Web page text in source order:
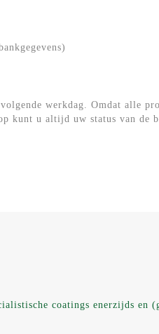
werkdag. Omdat alle
kunt u altijd uw status van de
coatings enerzijds en